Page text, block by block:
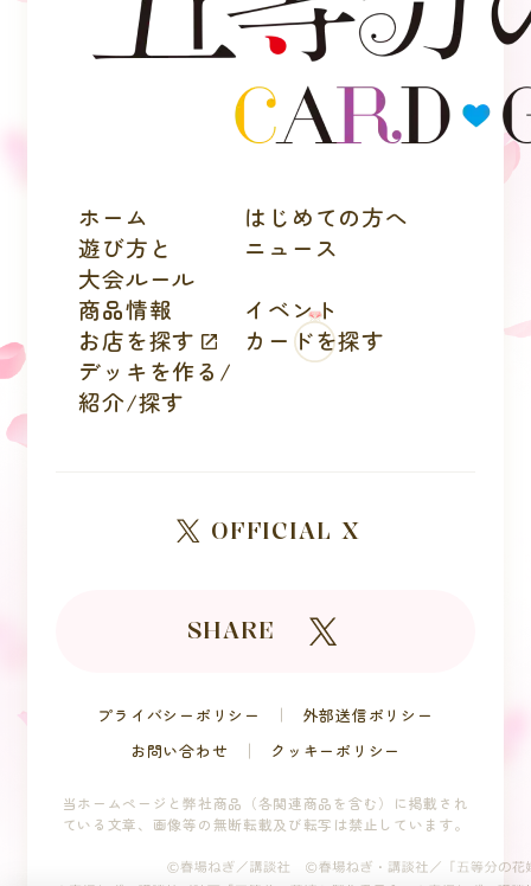
ホーム
はじめての方へ
遊び方と
大会ルール
ニュース
商品情報
イベント
お店を探す
カードを探す
デッキを作る/
紹介/探す
OFFICIAL X
SHARE
プライバシーポリシー
外部送信ポリシー
お問い合わせ
クッキーポリシー
当ホームページと弊社商品（各関連商品を含む）に掲載され
ている文章、 画像等の無断転載及び転写は禁止しています。